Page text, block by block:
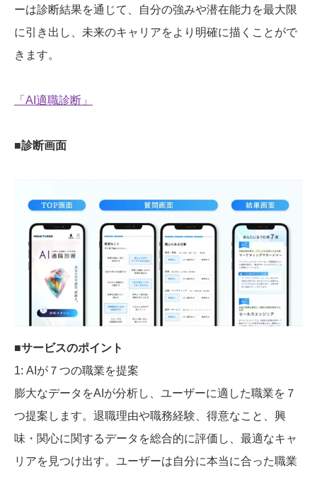
ーは診断結果を通じて、自分の強みや潜在能力を最大限
に引き出し、未来のキャリアをより明確に描くことがで
きます。
「AI適職診断」
■診断画面
■サービスのポイント
1: AIが７つの職業を提案
膨大なデータをAIが分析し、ユーザーに適した職業を７
つ提案します。退職理由や職務経験、得意なこと、興
味・関心に関するデータを総合的に評価し、最適なキャ
リアを見つけ出す。ユーザーは自分に本当に合った職業